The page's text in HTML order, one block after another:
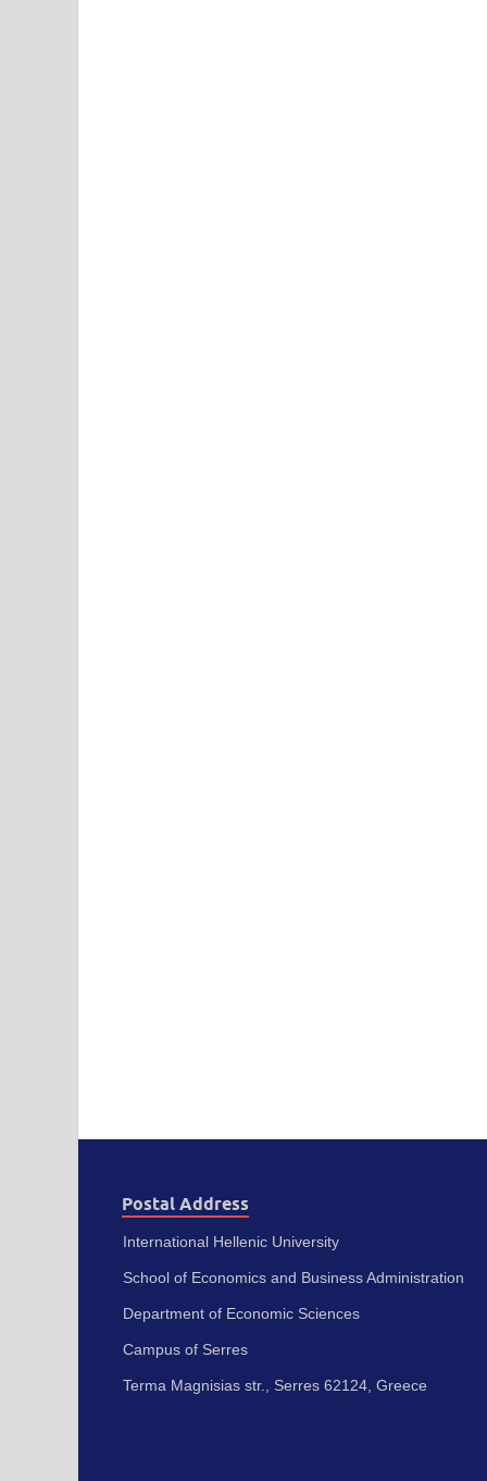
Postal Address
International Hellenic University
School of Economics and Business Administration
Department of Economic Sciences
Campus of Serres
Terma Magnisias str., Serres 62124, Greece